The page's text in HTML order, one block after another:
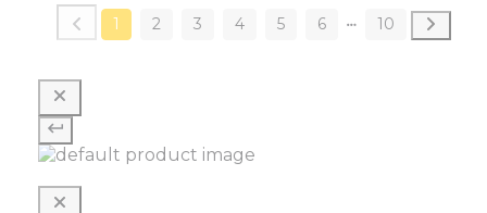
1 2 3 4 5 6 10